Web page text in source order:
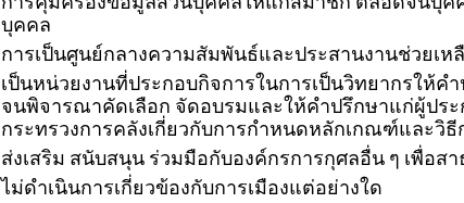
บุคคล
การเป็นศูนย์กลางความสัมพันธ์และประสานงานช่วยเ
เป็นหน่วยงานที่ประกอบกิจการในการเป็นวิทยากรให้
จนพิจารณาคัดเลือก จัดอบรมและให้คำปรึกษาแก่ผู้ปร
กระทรวงการคลังเกี่ยวกับการกำหนดหลักเกณฑ์และวิ
ส่งเสริม สนับสนุน ร่วมมือกับองค์กรการกุศลอื่น ๆ เพื่อส
ไม่ดำเนินการเกี่ยวข้องกับการเมืองแต่อย่างใด